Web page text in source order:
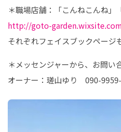
http://goto-
それぞれフェイスブックページ
＊メッセンジャーから、お問い
オーナー：瑳山ゆり　090-